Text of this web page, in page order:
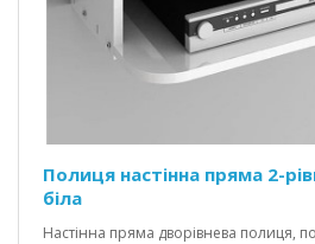
Полиця настінна пряма 2-
біла
Настінна пряма дворівнева полиця,